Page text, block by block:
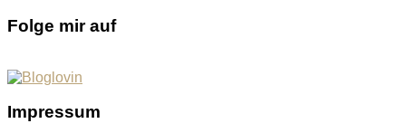
Folge mir auf
Impressum